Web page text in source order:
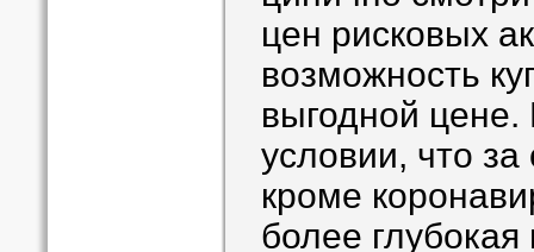
цен рисковых
возможность
выгодной
условии, что
кроме
более